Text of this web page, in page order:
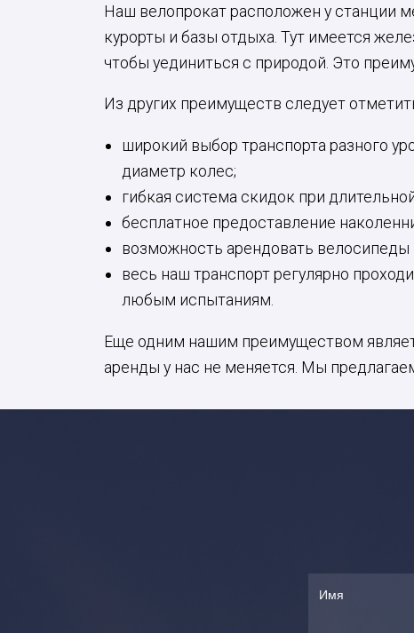
Наш велопрокат расположен у станции
курорты и базы отдыха. Тут имеется
чтобы уединиться с природой. Это
Из других преимуществ следует
широкий выбор транспорта разного
диаметр колес;
гибкая система скидок при
бесплатное предоставление
возможность арендовать велосипеды
весь наш транспорт регулярно
любым испытаниям.
Еще одним нашим преимуществом
аренды у нас не меняется. Мы